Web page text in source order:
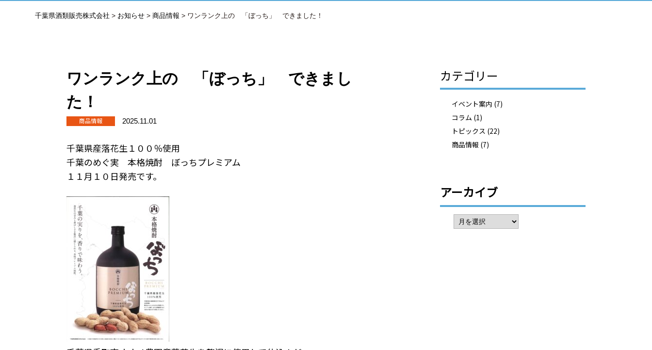
千葉県酒類販売株式会社 > お知らせ > 商品情報 > ワンランク上の 「ぼっち」 できました！
ワンランク上の 「ぼっち」 できまし
た！
商品情報 2025.11.01
千葉県産落花生１００％使用
千葉のめぐ実 本格焼酎 ぼっちプレミアム
１１月１０日発売です。
カテゴリー
イベント案内 (7)
コラム (1)
トピックス (22)
商品情報 (7)
アーカイブ